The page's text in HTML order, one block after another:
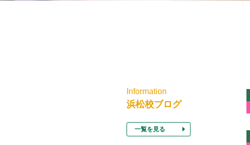
Information
浜松校ブログ
一覧を見る